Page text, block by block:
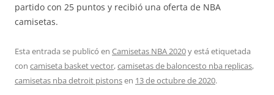
partido con 25 puntos y recibió una oferta de NBA
camisetas.
Esta entrada se publicó en Camisetas NBA 2020y está etiquetada
con camiseta basket vector,camisetas de baloncesto nba replicas,
camisetas nba detroit pistonsen 13 de octubre de 2020.